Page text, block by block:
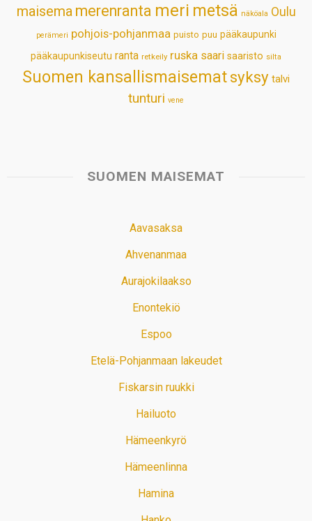
maisema merenranta meri metsä näköala Oulu
perämeri pohjois-pohjanmaa puisto puu pääkaupunki
pääkaupunkiseutu ranta retkeily ruska saari saaristo silta
Suomen kansallismaisematsyksy talvi
tunturi vene
SUOMEN MAISEMAT
Aavasaksa
Ahvenanmaa
Aurajokilaakso
Enontekiö
Espoo
Etelä-Pohjanmaan lakeudet
Fiskarsin ruukki
Hailuoto
Hämeenkyrö
Hämeenlinna
Hamina